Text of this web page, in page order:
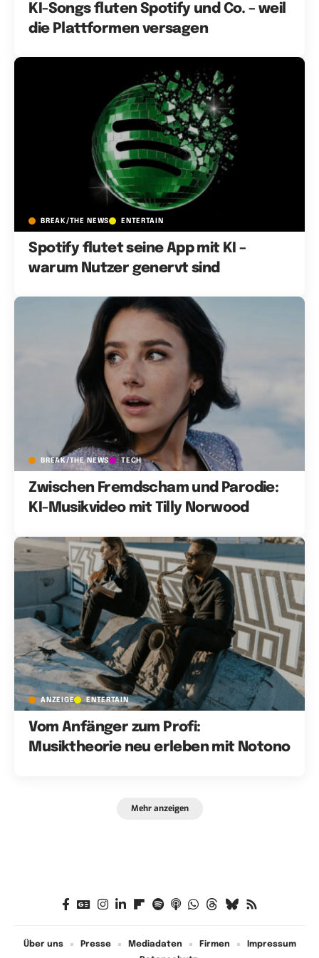
KI-Songs fluten Spotify und Co. – weil
die Plattformen versagen
BREAK/THE NEWS ENTERTAIN
Spotify flutet seine App mit KI –
warum Nutzer genervt sind
BREAK/THE NEWS TECH
Zwischen Fremdscham und Parodie:
KI-Musikvideo mit Tilly Norwood
ANZEIGE ENTERTAIN
Vom Anfänger zum Profi:
Musiktheorie neu erleben mit Notono
Mehr anzeigen
Über uns Presse Mediadaten Firmen
Impressum